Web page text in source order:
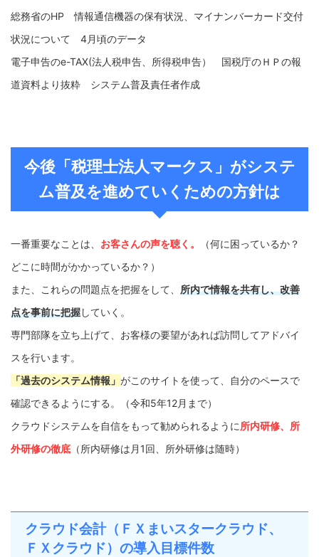
総務省のHP 情報通信機器の保有状況、マイナンバーカード交付
状況について 4月頃のデータ
電子申告のe-TAX(法人税申告、所得税申告） 国税庁のＨＰの報
道資料より抜粋 システム普及責任者作成
今後「税理士法人マークス」がシステ
ム普及を進めていくための方針は
一番重要なことは、 お客さんの声を聴く。
（何に困っているか？
どこに時間がかかっているか？）
また、これらの問題点を把握をして、 所内で情報を共有し、改善
点を事前に把握していく。
専門部隊を立ち上げて、お客様の要望があれば訪問してアドバイ
スを行います。
「過去のシステム情報」 がこのサイトを使って、自分のペースで
確認できるようにする。（令和5年12月まで）
クラウドシステムを自信をもって勧められるように所内研修、所
外研修の徹底 （所内研修は月1回、所外研修は随時）
クラウド会計（ＦＸまいスタークラウド、
ＦＸクラウド）の導入目標件数